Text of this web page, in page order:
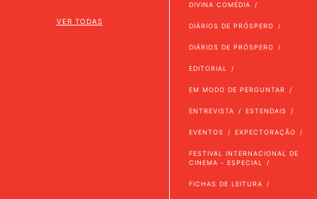
VER TODAS
DIVINA COMÉDIA
DIÁRIOS DE PRÓSPERO
DIÁRIOS DE PRÓSPERO
EDITORIAL
EM MODO DE PERGUNTAR
ENTREVISTA ESTENDAIS
EVENTOS EXPECTORAÇÃO
FESTIVAL INTERNACIONAL DE
CINEMA - ESPECIAL
FICHAS DE LEITURA